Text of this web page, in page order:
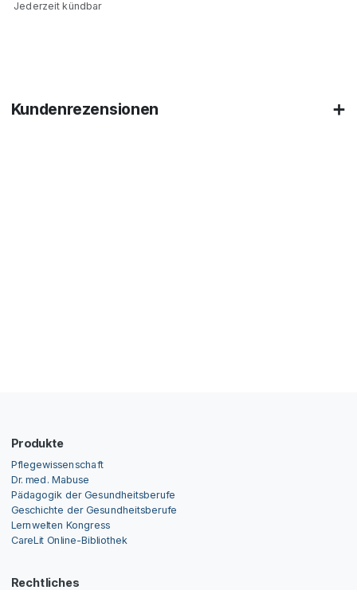
Jederzeit kündbar
Kundenrezensionen
Produkte
Pflegewissenschaft
Dr. med. Mabuse
Pädagogik der Gesundheitsberufe
Geschichte der Gesundheitsberufe
Lernwelten Kongress
CareLit Online-Bibliothek
Rechtliches